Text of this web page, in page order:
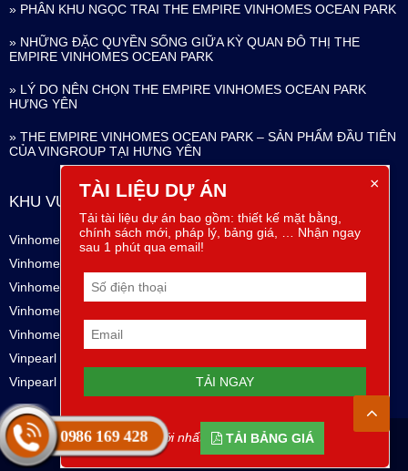
» PHÂN KHU NGỌC TRAI THE EMPIRE VINHOMES OCEAN PARK
» NHỮNG ĐẶC QUYỀN SỐNG GIỮA KỲ QUAN ĐÔ THỊ THE
EMPIRE VINHOMES OCEAN PARK
» LÝ DO NÊN CHỌN THE EMPIRE VINHOMES OCEAN PARK
HƯNG YÊN
» THE EMPIRE VINHOMES OCEAN PARK – SẢN PHẨM ĐẦU TIÊN
CỦA VINGROUP TẠI HƯNG YÊN
KHU VỰC
Vinhomes Long Biên
Vinhomes Ba Đình
Vinhomes Cầu Giấy
Vinhomes Tây Hồ
Vinhomes Hai Bà Trưng
Vinhomes Hải Phòng
Vinpearl Nghệ An
Vinpearl Nha Trang
Vinpearl Đà Nẵng
0986 169 428
TÀI LIỆU DỰ ÁN
Tải tài liệu dự án bao gồm: thiết kế mặt bằng,
chính sách mới, pháp lý, bảng giá, … Nhận ngay
sau 1 phút qua email!
(*) Cập nhật mới nhất từ chủ đầu tư!
×
TẢI BẢNG GIÁ